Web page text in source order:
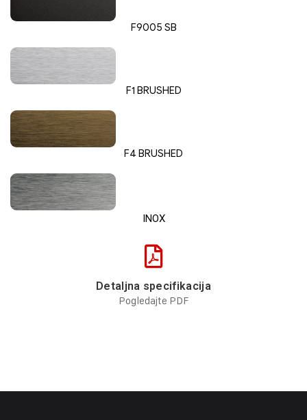
F9005 SB
F1 BRUSHED
F4 BRUSHED
INOX
Detaljna specifikacija
Pogledajte PDF